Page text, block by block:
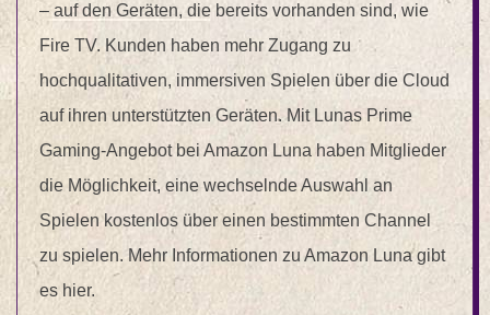
– auf den Geräten, die bereits vorhanden sind, wie
Fire TV. Kunden haben mehr Zugang zu
hochqualitativen, immersiven Spielen über die Cloud
auf ihren unterstützten Geräten. Mit Lunas Prime
Gaming-Angebot bei Amazon Luna haben Mitglieder
die Möglichkeit, eine wechselnde Auswahl an
Spielen kostenlos über einen bestimmten Channel
zu spielen. Mehr Informationen zu Amazon Luna gibt
es hier.